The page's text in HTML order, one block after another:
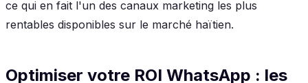
ce qui en fait l'un des canaux marketing les plus
rentables disponibles sur le marché haïtien.
Optimiser votre ROI WhatsApp : les